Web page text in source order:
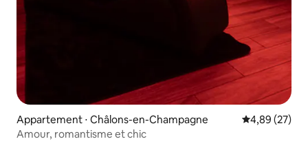
Appartement ⋅ Châlons-en-Champagne Évaluation
4,89 (27)
Amour, romantisme et chic